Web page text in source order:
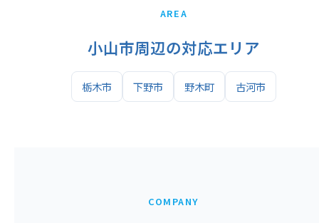
AREA
小山市周辺の対応エリア
栃木市 下野市 野木町 古河市
COMPANY